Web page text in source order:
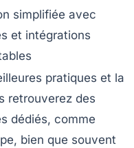
simplifiée avec
et intégrations
pratiques et la
retrouverez des
dédiés, comme
bien que souvent